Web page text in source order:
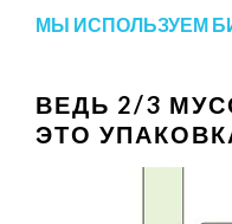
МЫ ИСПОЛЬЗУЕМ
ВЕДЬ 2/3
ЭТО